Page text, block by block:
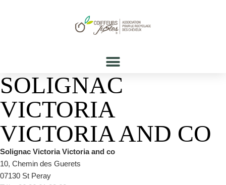
SOLIGNAC
VICTORIA
VICTORIA AND CO
Solignac Victoria Victoria and co
10, Chemin des Guerets
07130 St Peray